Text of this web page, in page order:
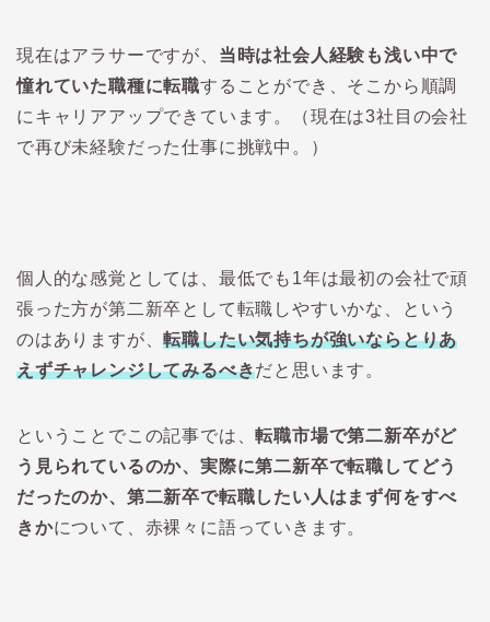
現在はアラサーですが、 当時は社会人経験も浅い中で
憧れていた職種に転職することができ、そこから順調
にキャリアアップできています。（現在は3社目の会社
で再び未経験だった仕事に挑戦中。）
個人的な感覚としては、最低でも 1年は最初の会社で頑
張った方が第二新卒として転職しやすいかな、という
のはありますが、転職したい気持ちが強いならとりあ
えずチャレンジしてみるべきだと思います。
ということでこの記事では、転職市場で第二新卒がど
う見られているのか、実際に第二新卒で転職してどう
だったのか、第二新卒で転職したい人はまず何をすべ
きかについて、赤裸々に語っていきます。